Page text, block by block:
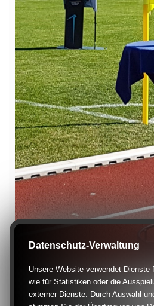
Die ersten Spiele der neuen Saison
Datenschutz-Verwaltung
Unsere Website verwendet
wie für Statistiken oder die
externer Dienste. Durch Auswahl